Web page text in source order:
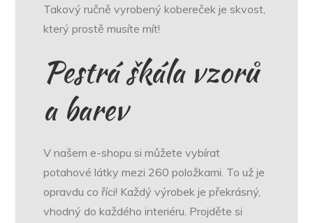
Takový ručně vyrobený kobereček je skvost,
který prostě musíte mít!
Pestrá škála vzorů
a barev
V našem e-shopu si můžete vybírat
potahové látky mezi 260 položkami. To už je
opravdu co říci! Každý výrobek je překrásný,
vhodný do každého interiéru. Projděte si